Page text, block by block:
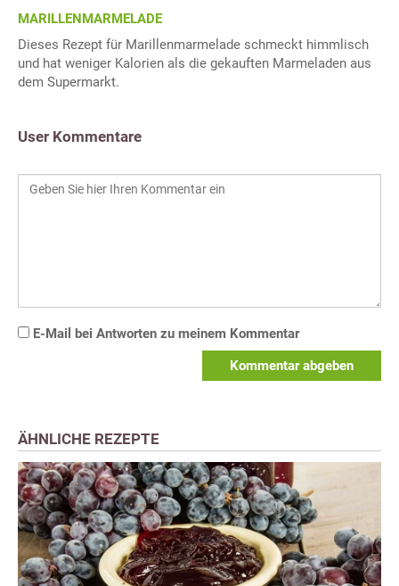
MARILLENMARMELADE
Dieses Rezept für Marillenmarmelade schmeckt himmlisch
und hat weniger Kalorien als die gekauften Marmeladen aus
dem Supermarkt.
User Kommentare
E-Mail bei Antworten zu meinem Kommentar
Kommentar abgeben
ÄHNLICHE REZEPTE